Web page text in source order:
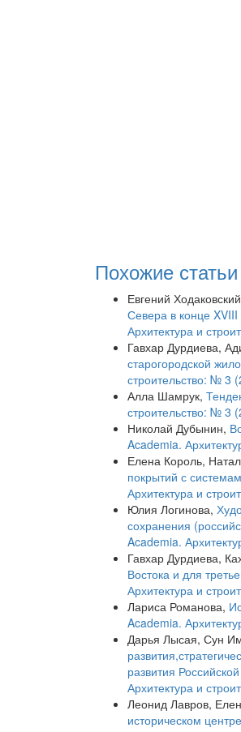
Похожие статьи
Евгений
Севера в конце
Архитектура и
Гавхар Дурдиева,
старогородской
строительство: № 3
Алла Шамрук,
строительство: № 3
Николай Дубынин,
Academia.
Елена Король,
покрытий с
Архитектура и
Юлия Логинова,
сохранения
Academia.
Гавхар Дурдиева,
Востока и для
Архитектура и
Лариса Романова,
Academia.
Дарья Лысая, Сун
развития
Архитектура и
Леонид Лавров,
историческом